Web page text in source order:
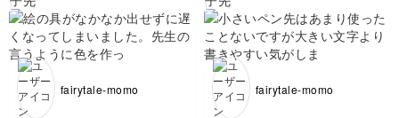
すよね。 でも、空白の
形や前のラインに平行に
書くなど、見るポイント
されてますよ！ 文字幅
コツを掴みましょう。 1
ストローク目のペン角が
高い（45°位）になる事
ださい。 2ストローク目
fairytale-momo fairytale-momo